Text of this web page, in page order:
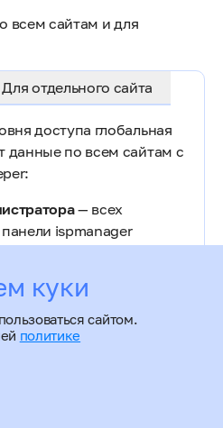
всем сайтам и для
Для отдельного сайта
доступа глобальная
данные по всем сайтам с
— всех
ispmanager
реселлера
под учетной
куки
сайтом.
политике